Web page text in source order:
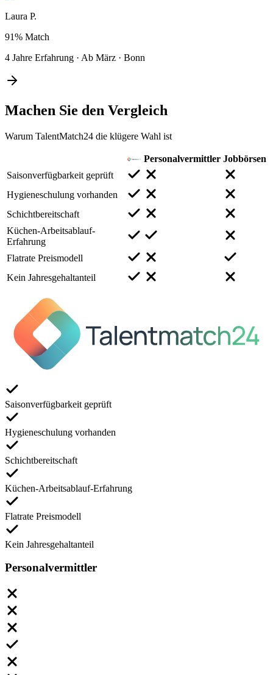
Laura P.
91% Match
4 Jahre Erfahrung · Ab März · Bonn
Machen Sie den Vergleich
Warum TalentMatch24 die klügere Wahl ist
Personalvermittler Jobbörsen
Saisonverfügbarkeit geprüft
Hygieneschulung vorhanden
Schichtbereitschaft
Küchen-Arbeitsablauf-
Erfahrung
Flatrate Preismodell
Kein Jahresgehaltanteil
Saisonverfügbarkeit geprüft
Hygieneschulung vorhanden
Schichtbereitschaft
Küchen-Arbeitsablauf-Erfahrung
Flatrate Preismodell
Kein Jahresgehaltanteil
Personalvermittler